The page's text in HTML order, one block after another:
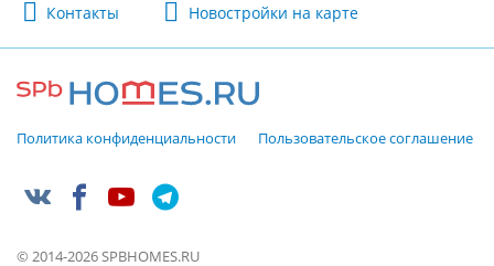
Контакты Новостройки на карте
Политика конфиденциальности Пользовательское соглашение
© 2014-2026 SPBHOMES.RU